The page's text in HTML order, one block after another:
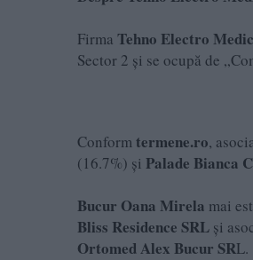
Firma Tehno Electro
Sector 2 și se ocupă de
Conformtermene.ro,
(16.7%) și Palade Bianca
Bucur Oana Mirela mai
Bliss Residence SRL și
Ortomed Alex Bucur SRL.